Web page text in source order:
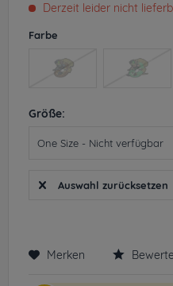
Derzeit leider nicht
Farbe
Größe:
Auswahl zurücksetzen
Merken